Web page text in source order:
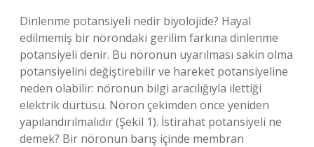
Dinlenme potansiyeli nedir biyolojide? Hayal
edilmemiş bir nörondaki gerilim farkına dinlenme
potansiyeli denir. Bu nöronun uyarılması sakin olma
potansiyelini değiştirebilir ve hareket potansiyeline
neden olabilir: nöronun bilgi aracılığıyla ilettiği
elektrik dürtüsü. Nöron çekimden önce yeniden
yapılandırılmalıdır (Şekil 1). İstirahat potansiyeli ne
demek? Bir nöronun barış içinde membran